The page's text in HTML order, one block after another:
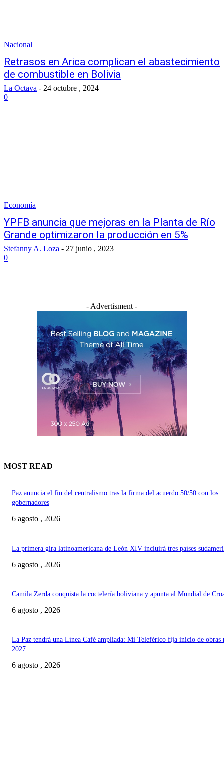
Nacional
Retrasos en Arica complican el abastecimiento
de combustible en Bolivia
La Octava - 24 octubre , 2024
0
Economía
YPFB anuncia que mejoras en la Planta de Río
Grande optimizaron la producción en 5%
Stefanny A. Loza - 27 junio , 2023
0
- Advertisment -
MOST READ
Paz anuncia el fin del centralismo tras la firma del acuerdo 50/50 con los
gobernadores
6 agosto , 2026
La primera gira latinoamericana de León XIV incluirá tres países
6 agosto , 2026
Camila Zerda conquista la coctelería boliviana y apunta al Mundial de
6 agosto , 2026
La Paz tendrá una Línea Café ampliada: Mi Teleférico fija inicio de obras
2027
6 agosto , 2026